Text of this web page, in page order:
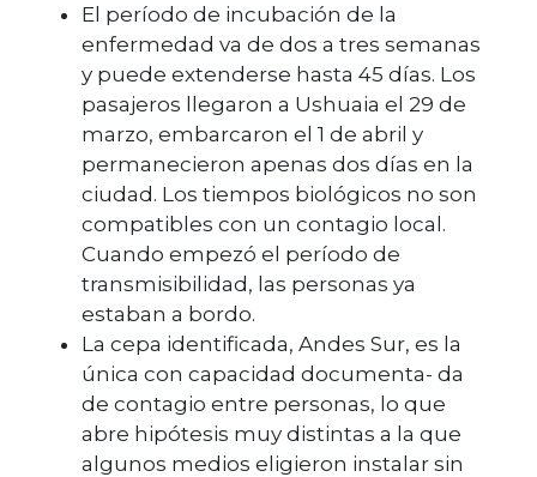
El período de incubación de la
enfermedad va de dos a tres semanas
y puede extenderse hasta 45 días. Los
pasajeros llegaron a Ushuaia el 29 de
marzo, embarcaron el 1 de abril y
permanecieron apenas dos días en la
ciudad. Los tiempos biológicos no son
compatibles con un contagio local.
Cuando empezó el período de
transmisibilidad, las personas ya
estaban a bordo.
La cepa identificada, Andes Sur, es la
única con capacidad documenta- da
de contagio entre personas, lo que
abre hipótesis muy distintas a la que
algunos medios eligieron instalar sin